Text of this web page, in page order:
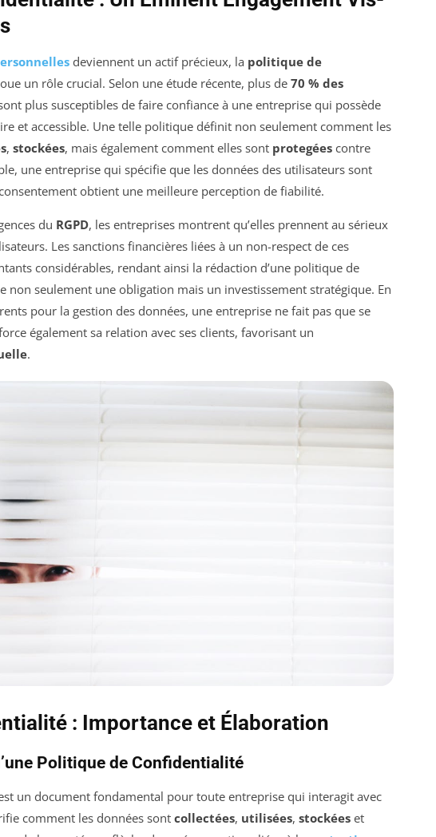
deviennent un actif précieux, la politique de
un rôle crucial. Selon une étude récente, plus de 70 % des
plus susceptibles de faire confiance à une entreprise qui possède
et accessible. Une telle politique définit non seulement comment les
, stockées, mais également comment elles sont protegées contre
une entreprise qui spécifie que les données des utilisateurs sont
obtient une meilleure perception de fiabilité.
du RGPD, les entreprises montrent qu’elles prennent au sérieux
Les sanctions financières liées à un non-respect de ces
considérables, rendant ainsi la rédaction d’une politique de
seulement une obligation mais un investissement stratégique. En
pour la gestion des données, une entreprise ne fait pas que se
également sa relation avec ses clients, favorisant un
.
: Importance et Élaboration
Politique de Confidentialité
un document fondamental pour toute entreprise qui interagit avec
comment les données sont collectées, utilisées, stockées et